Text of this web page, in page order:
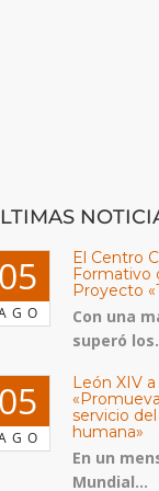
El Centro
Formativo
Proyecto
Con una
superó
León XIV
servicio
humana»
En un
Mundial...